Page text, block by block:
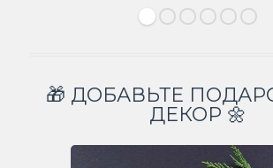
🎁 ДОБАВЬТЕ
ДЕКОР 🌼